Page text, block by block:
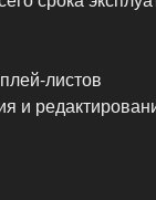
листов
и